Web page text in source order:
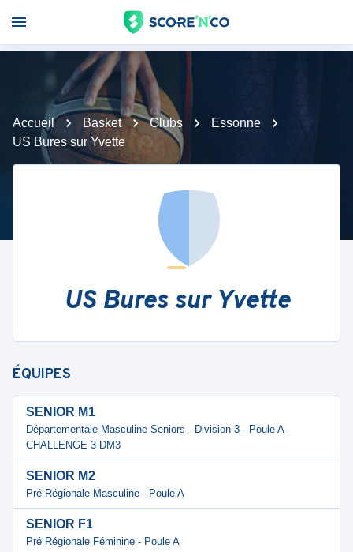
Accueil Basket Clubs
Essonne
US Bures sur Yvette
US Bures sur Yvette
ÉQUIPES
SENIOR M1
Départementale Masculine Seniors - Division 3 - Poule A -
CHALLENGE 3 DM3
SENIOR M2
Pré Régionale Masculine - Poule A
SENIOR F1
Pré Régionale Féminine - Poule A